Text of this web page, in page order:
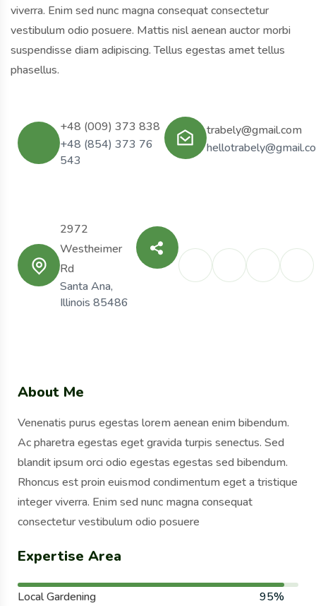
viverra. Enim sed nunc magna consequat consectetur
vestibulum odio posuere. Mattis nisl aenean auctor morbi
suspendisse diam adipiscing. Tellus egestas amet tellus
phasellus.
+48 (854) 373 76
543
+48 (009) 373 838
trabely@gmail.com
Santa Ana,
Illinois 85486
2972
Westheimer
Rd
About Me
Venenatis purus egestas lorem aenean enim bibendum.
Ac pharetra egestas eget gravida turpis senectus. Sed
blandit ipsum orci odio egestas egestas sed bibendum.
Rhoncus est proin euismod condimentum eget a tristique
integer viverra. Enim sed nunc magna consequat
consectetur vestibulum odio posuere
Expertise Area
Local Gardening 95%